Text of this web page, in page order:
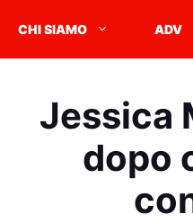
CHI SIAMO ADV
Jessica
dopo